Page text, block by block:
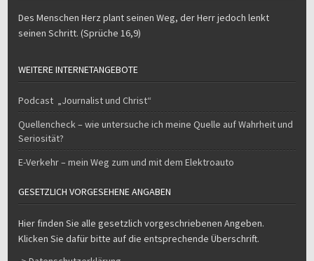
Des Menschen Herz plant seinen Weg, der Herr jedoch lenkt
seinen Schritt. (Sprüche 16,9)
WEITERE INTERNETANGEBOTE
Podcast „Journalist und Christ“
Quellencheck – wie untersuche ich meine Quelle auf Wahrheit und
Seriosität?
E-Verkehr – mein Weg zum und mit dem Elektroauto
GESETZLICH VORGESEHENE ANGABEN
Hier finden Sie alle gesetzlich vorgeschriebenen Angeben.
Klicken Sie dafür bitte auf die entsprechende Überschrift.